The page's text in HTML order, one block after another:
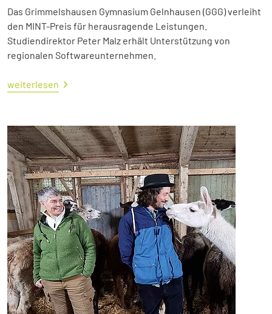
Das Grimmelshausen Gymnasium Gelnhausen (GGG) verleiht
den MINT-Preis für herausragende Leistungen.
Studiendirektor Peter Malz erhält Unterstützung von
regionalen Softwareunternehmen.
weiterlesen